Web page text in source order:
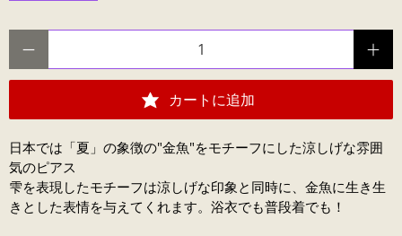
カートに追加
日本では「夏」の象徴の"金魚"をモチーフにした涼しげな雰囲
気のピアス
雫を表現したモチーフは涼しげな印象と同時に、金魚に生き生
きとした表情を与えてくれます。浴衣でも普段着でも！